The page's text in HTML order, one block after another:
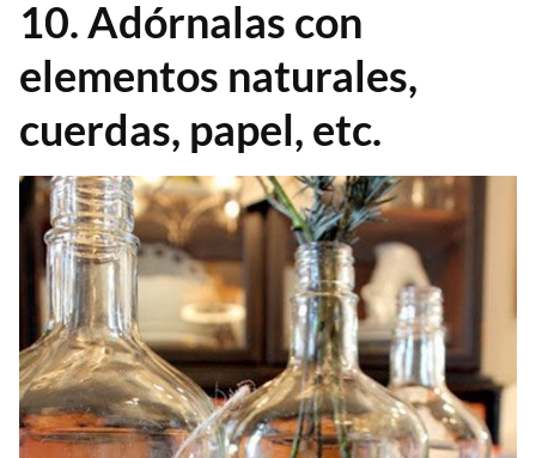
10. Adórnalas con
elementos naturales,
cuerdas, papel, etc.